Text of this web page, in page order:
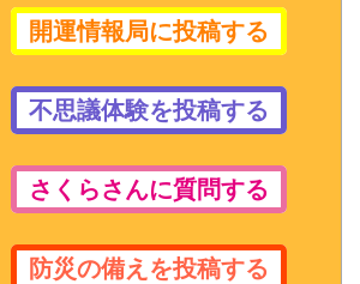
開運情報局に投稿する
不思議体験を投稿する
さくらさんに質問する
防災の備えを投稿する